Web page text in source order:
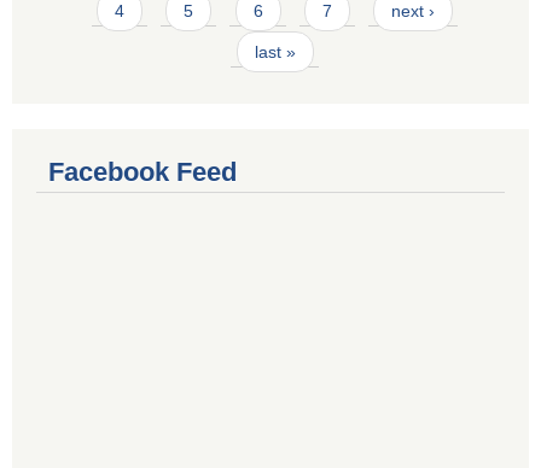
4 5 6 7 next ›
last »
Facebook Feed